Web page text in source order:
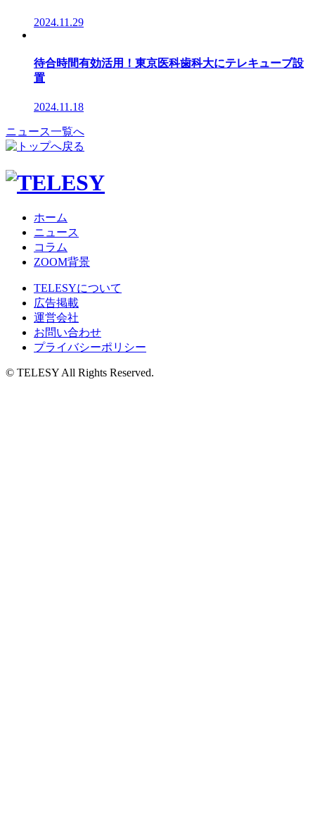
2024.11.29
待合時間有効活用！東京医科歯科大にテレキューブ設
置
2024.11.18
ニュース一覧へ
ホーム
ニュース
コラム
ZOOM背景
TELESYについて
広告掲載
運営会社
お問い合わせ
プライバシーポリシー
© TELESY All Rights Reserved.